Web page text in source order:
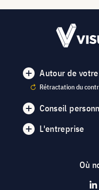
Autour de
Rétractation du
Conseil
L'entreprise
Où